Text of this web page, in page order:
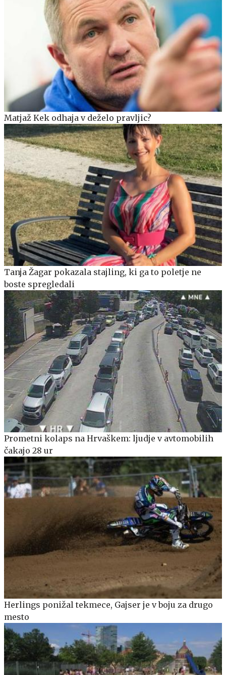
Matjaž Kek odhaja v deželo pravljic?
Tanja Žagar pokazala stajling, ki ga to poletje ne
boste spregledali
Prometni kolaps na Hrvaškem: ljudje v avtomobilih
čakajo 28 ur
Herlings ponižal tekmece, Gajser je v boju za drugo
mesto